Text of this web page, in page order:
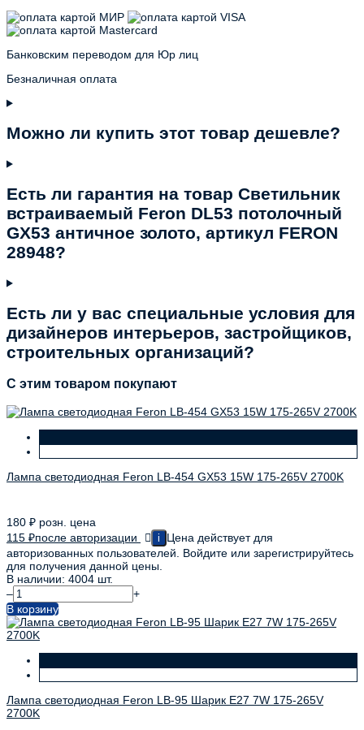
Банковским переводом для Юр лиц
Безналичная оплата
Можно ли купить этот товар дешевле?
Есть ли гарантия на товар Светильник
встраиваемый Feron DL53 потолочный
GX53 античное золото, артикул FERON
28948?
Есть ли у вас специальные условия для
дизайнеров интерьеров, застройщиков,
строительных организаций?
C этим товаром покупают
Лампа светодиодная Feron LB-454 GX53 15W 175-265V 2700K
180 ₽ розн. цена
115 ₽после авторизации i
Цена действует для
авторизованных пользователей. Войдите или зарегистрируйтесь
для получения данной цены.
В наличии: 4004 шт.
–
+
В корзину
Лампа светодиодная Feron LB-95 Шарик E27 7W 175-265V
2700K